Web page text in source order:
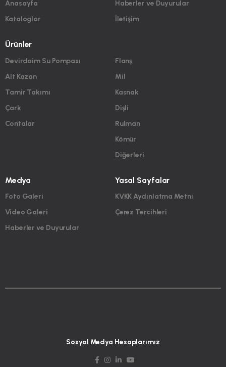
Anasayfa
Kataloglar
Haberler ve Duyurular
İletişim
Ürünler
Devirdaim Su Pompası
Alt Kazan
Tamir Takımı
Çark
Contalar
Flanş
Mil
Kasnak
Dişli
Rulman
Kömür
Diğerleri
Medya
Foto Galeri
Video Galeri
Haberler ve Duyurular
Yasal Sayfalar
KVKK Aydınlatma Metni
Çerez Tercihleri
Sosyal Medya Hesaplarımız